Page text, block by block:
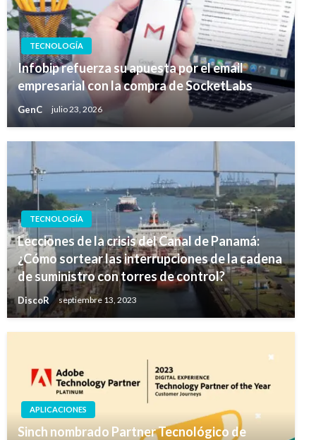
TECNOLOGÍA
Infobip refuerza su apuesta por el email
empresarial con la compra de SocketLabs
GenC julio 23, 2026
TECNOLOGÍA
Lecciones de la crisis del Canal de Panamá:
¿Cómo sortear las interrupciones de la cadena
de suministro con torres de control?
DiscoR septiembre 13, 2023
APLICACIONES
Sinch nombrado Partner Tecnológico de